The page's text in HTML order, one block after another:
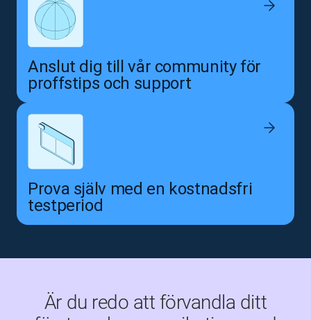
Anslut dig till vår community för
proffstips och support
Prova själv med en kostnadsfri
testperiod
Är du redo att förvandla ditt